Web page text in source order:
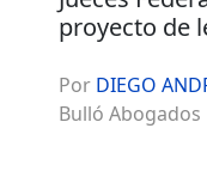
proyecto de
Por DIEGO
Bulló Abogados